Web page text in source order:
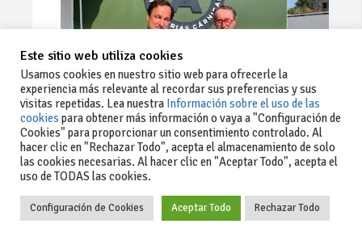
Ago 03, 2026 185 0 0
Cárnicas El Alcazar, patrocinador de
la 42ª Subida a Vejer
Este sitio web utiliza cookies
Usamos cookies en nuestro sitio web para ofrecerle la
experiencia más relevante al recordar sus preferencias y sus
visitas repetidas. Lea nuestra Información sobre el uso de las
cookies para obtener más información o vaya a "Configuración de
Cookies" para proporcionar un consentimiento controlado. Al
hacer clic en "Rechazar Todo", acepta el almacenamiento de solo
las cookies necesarias. Al hacer clic en "Aceptar Todo", acepta el
uso de TODAS las cookies.
Configuración de Cookies Aceptar Todo Rechazar Todo